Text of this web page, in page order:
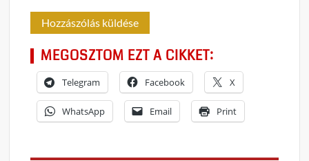
MEGOSZTOM EZT A CIKKET:
Telegram Facebook X
WhatsApp Email Print